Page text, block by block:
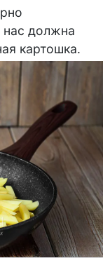
нас должна
картошка.